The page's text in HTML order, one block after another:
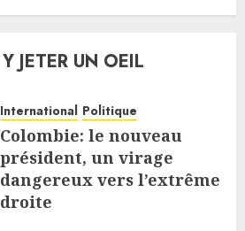
JETER UN OEIL
International Politique
Colombie: le nouveau
président, un virage
dangereux vers l’extrême
droite